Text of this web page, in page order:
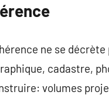
ne se décrète
cadastre,
volumes